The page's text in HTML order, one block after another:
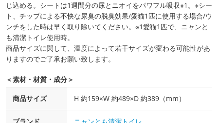
じ込める。シートは1週間分の尿とニオイをパワフル吸収※1。※シー
ト、チップによる不快な尿臭の脱臭効果/愛猫1匹に使用する場合/ウ
ンチをした時は早く取り除いてください。※1愛猫1匹で、ニャンと
も清潔トイレ使用時。
商品サイズに関して、温度によって若干サイズが変わる可能性があ
りますのでご了承お願い致します。
＜素材・材質・成分＞
商品サイズ H 約159×W 約489×D 約389（mm）